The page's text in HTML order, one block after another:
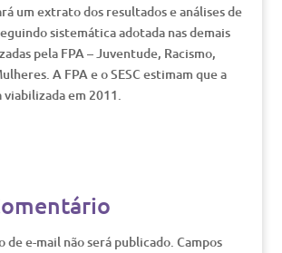
um extrato dos resultados e análises de
sistemática adotada nas demais
pela FPA – Juventude, Racismo,
A FPA e o SESC estimam que a
viabilizada em 2011.
de e-mail não será publicado. Campos